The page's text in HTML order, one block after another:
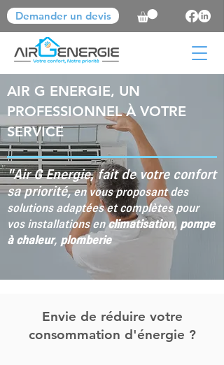
Demander un devis
AIR G ENERGIE, UN
PROFESSIONNEL À VOTRE
SERVICE
"Air G Energie, fait de votre confort
sa priorité,en vous proposant des
solutions adaptées et complètes pour
vos installations enclimatisation, pompe
à chaleur, plomberie
Envie de réduire votre
consommation d'énergie ?